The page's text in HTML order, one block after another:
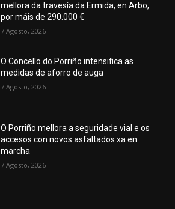
mellora da travesía da Ermida, en Arbo,
por máis de 290.000 €
7 Agosto, 2026
O Concello do Porriño intensifica as
medidas de aforro de auga
7 Agosto, 2026
O Porriño mellora a seguridade vial e os
accesos con novos asfaltados xa en
marcha
7 Agosto, 2026